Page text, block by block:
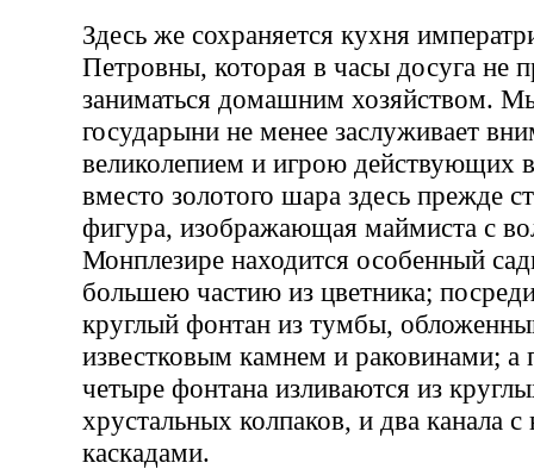
Здесь же сохраняется кухня
Петровны, которая в часы досуга не
заниматься домашним хозяйством.
государыни не менее заслуживает
великолепием и игрою действующих
вместо золотого шара здесь прежде
фигура, изображающая маймиста с
Монплезире находится особенный
большею частию из цветника;
круглый фонтан из тумбы,
известковым камнем и раковинами;
четыре фонтана изливаются из
хрустальных колпаков, и два канала
каскадами.